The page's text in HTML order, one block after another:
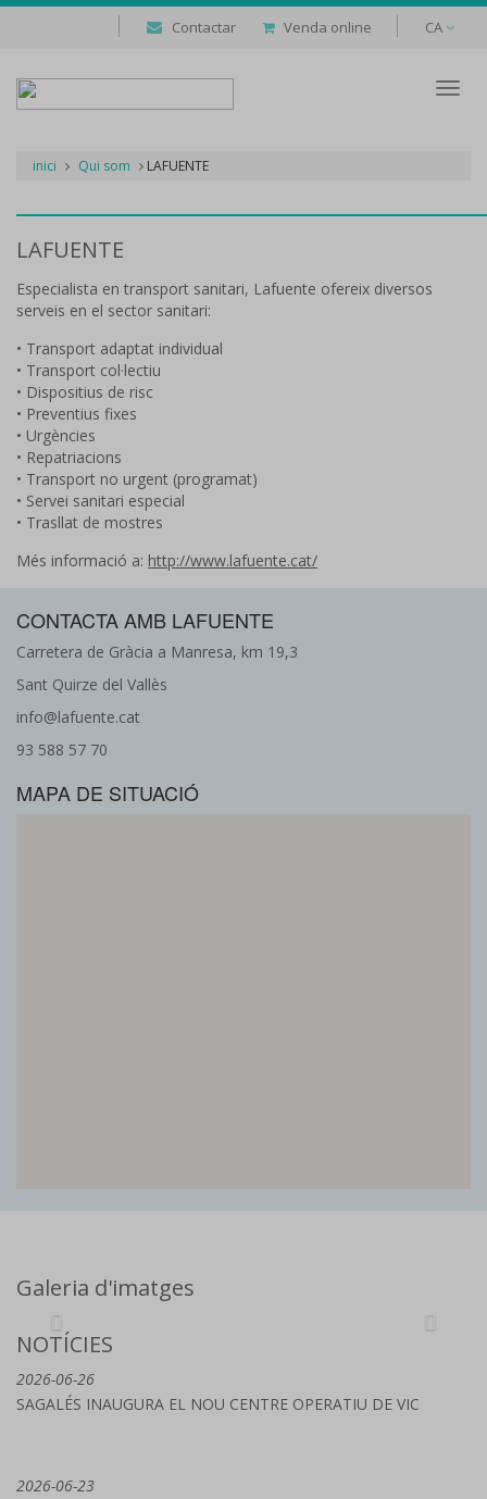
Contactar Venda online CA
inici Qui som LAFUENTE
LAFUENTE
Especialista en transport sanitari, Lafuente ofereix diversos
serveis en el sector sanitari:
• Transport adaptat individual
• Transport col·lectiu
• Dispositius de risc
• Preventius fixes
• Urgències
• Repatriacions
• Transport no urgent (programat)
• Servei sanitari especial
• Trasllat de mostres
Més informació a: http://www.lafuente.cat/
CONTACTA AMB LAFUENTE
Carretera de Gràcia a Manresa, km 19,3
Sant Quirze del Vallès
info@lafuente.cat
93 588 57 70
MAPA DE SITUACIÓ
Galeria d'imatges
NOTÍCIES
2026-06-26
SAGALÉS INAUGURA EL NOU CENTRE OPERATIU DE VIC
2026-06-23